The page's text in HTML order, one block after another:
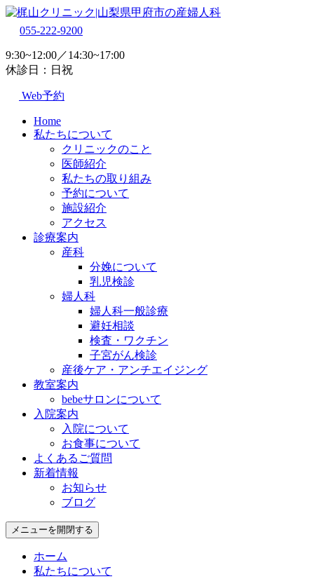
055-222-9200
9:30~12:00／14:30~17:00
休診日：日祝
Web予約
Home
私たちについて
クリニックのこと
医師紹介
私たちの取り組み
予約について
施設紹介
アクセス
診療案内
産科
分娩について
乳児検診
婦人科
婦人科一般診療
避妊相談
検査・ワクチン
子宮がん検診
産後ケア・アンチエイジング
教室案内
bebeサロンについて
入院案内
入院について
お食事について
よくあるご質問
新着情報
お知らせ
ブログ
メニューを開閉する
ホーム
私たちについて